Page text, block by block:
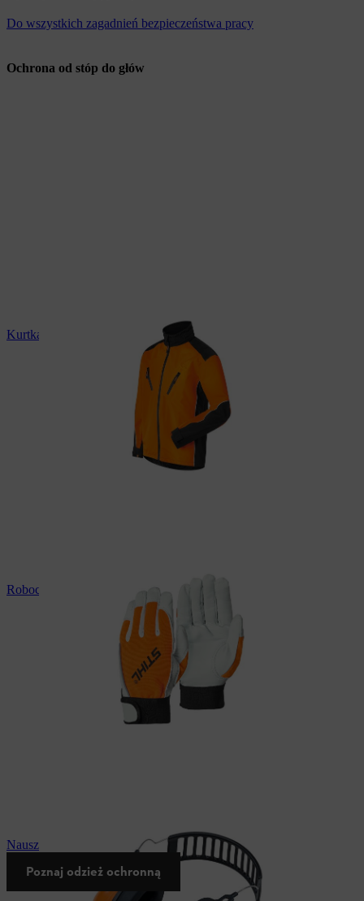
Do wszystkich zagadnień bezpieczeństwa pracy
Ochrona od stóp do głów
Kurtka chroniąca przed warunkami pogodowymi STIHL
Robocza rękawica ochronna STIHL
Nauszniki przeciwhałasowe STIHL
Poznaj odzież ochronną